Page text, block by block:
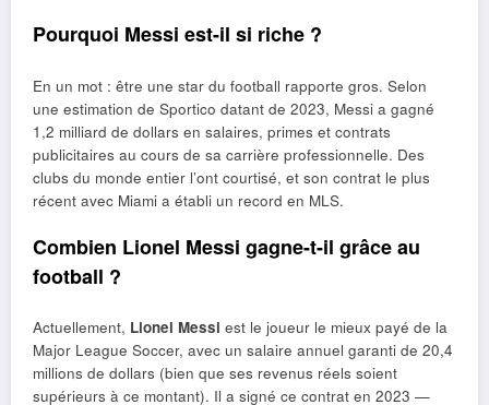
Pourquoi Messi est-il si riche ?
En un mot : être une star du football rapporte gros. Selon
une estimation de Sportico datant de 2023, Messi a gagné
1,2 milliard de dollars en salaires, primes et contrats
publicitaires au cours de sa carrière professionnelle. Des
clubs du monde entier l’ont courtisé, et son contrat le plus
récent avec Miami a établi un record en MLS.
Combien Lionel Messi gagne-t-il grâce au
football ?
Actuellement, Lionel Messi est le joueur le mieux payé de la
Major League Soccer, avec un salaire annuel garanti de 20,4
millions de dollars (bien que ses revenus réels soient
supérieurs à ce montant). Il a signé ce contrat en 2023 —